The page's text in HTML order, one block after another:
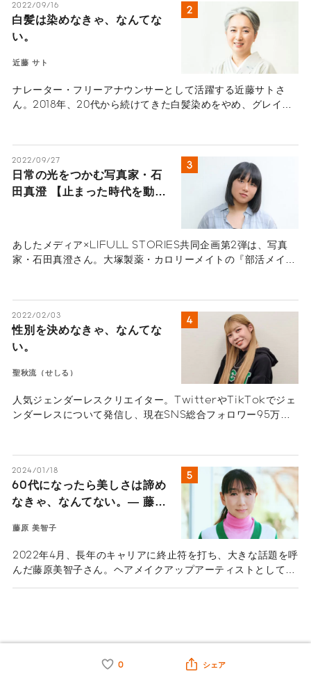
を向いて生きるためのヒントが詰まったメッセージ。
2022/09/16
白髪は染めなきゃ、なんてな
い。
近藤 サト
ナレーター・フリーアナウンサーとして活躍する近藤サトさ
ん。2018年、20代から続けてきた白髪染めをやめ、グレイヘ
的にインパクトが大きく、賛否両論を巻き起こした。ご自身も
とらわれていた“白髪は染めるもの”という固定観念やフジテレ
ビ時代に巷で言われた“女子アナ30歳定年説”など、年齢による
呪縛からどのように自由になれたのか、伺った。この記事は
「もっと自由に年齢をとらえよう」というテーマで、年齢にと
らわれずに自分らしく挑戦されている3組の方々へのインタビ
Camper-hiroさんの年齢の捉え方や自分らしく生きるための
ヒントになる記事も公開しています。
2022/09/27
日常の光をつかむ写真家・石
田真澄 【止まった時代を動か
あしたメディア×LIFULL STORIES共同企画第2弾は、写真
家・石田真澄さん。大塚製薬・カロリーメイトの『部活メイ
写真家だ。
2022/02/03
性別を決めなきゃ、なんてな
い。
聖秋流（せしる）
人気ジェンダーレスクリエイター。TwitterやTikTokでジェ
ンダーレスについて発信し、現在SNS総合フォロワー95万人
を研究しながら、自分や自分と同じ悩みを抱える人たちのため
にSNSで発信を開始した。今では誰にでも堂々と自分らしさを
表現でき、生きやすくなったと話す聖秋流さん。ジェンダーレ
スクリエイターになるまでのストーリーと自分らしく生きる秘
2024/01/18
60代になったら美しさは諦め
なきゃ、なんてない。― 藤原
れる理由 ―
藤原 美智子
2022年4月、長年のキャリアに終止符を打ち、大きな話題を呼
んだ藤原美智子さん。ヘアメイクアップアーティストとして
タグから記事を探す
0 シェア